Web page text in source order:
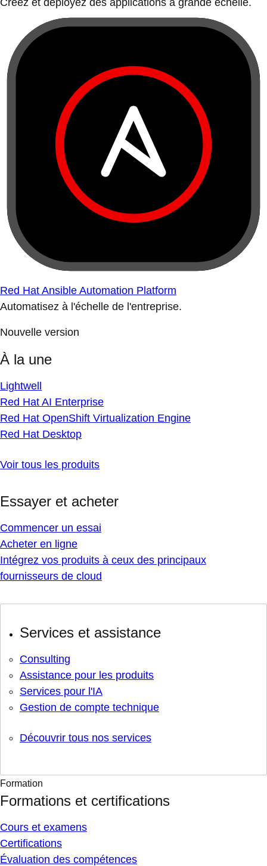
Créez et déployez des applications à grande échelle.
Red Hat Ansible Automation Platform
Automatisez à l'échelle de l'entreprise.
Nouvelle version
À la une
Lightwell
Red Hat AI Enterprise
Red Hat OpenShift Virtualization Engine
Red Hat Desktop
Voir tous les produits
Essayer et acheter
Commencer un essai
Acheter en ligne
Intégrez vos produits à ceux des principaux
fournisseurs de cloud
Services et assistance
Consulting
Assistance pour les produits
Services pour l'IA
Gestion de compte technique
Découvrir tous nos services
Formation
Formations et certifications
Cours et examens
Certifications
Évaluation des compétences